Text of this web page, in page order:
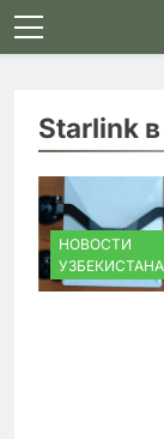
Skip
to
Starlink
НОВОСТИ
УЗБЕКИСТАНА